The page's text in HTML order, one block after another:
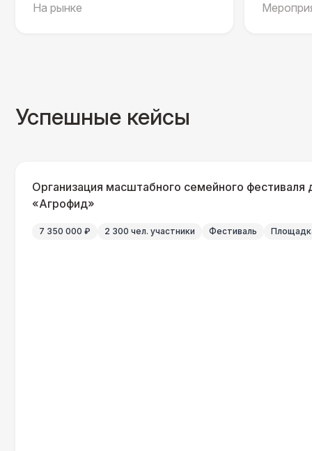
На рынке
Успешные кейсы
Организация масштабного семейного фестиваля
«Агрофид»
7 350 000 ₽ 2 300 чел. участники Фестиваль